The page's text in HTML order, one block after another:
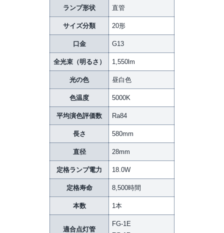
ランプ形状 直管
サイズ分類 20形
口金 G13
全光束（明るさ） 1,550lm
光の色 昼白色
色温度 5000K
平均演色評価数 Ra84
長さ 580mm
直径 28mm
定格ランプ電力 18.0W
定格寿命 8,500時間
本数 1本
適合点灯管
FG-1E